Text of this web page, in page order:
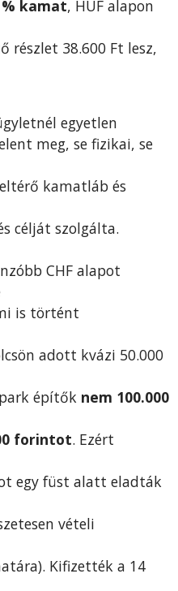
kamat, HUF alapon
részlet 38.600 Ft lesz,
egyetlen
meg, se fizikai, se
kamatláb és
célját szolgálta.
CHF alapot
is történt
adott kvázi 50.000
építők nem 100.000
forintot. Ezért
egy füst alatt eladták
vételi
Kifizették a 14